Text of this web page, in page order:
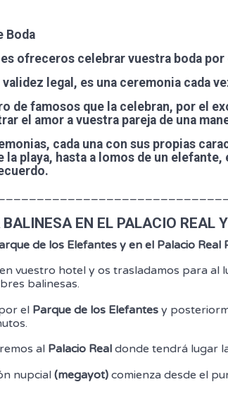
Boda
ofreceros celebrar vuestra boda por
legal, es una ceremonia cada
de famosos que la celebran, por el
el amor a vuestra pareja de una
cada una con sus propias
playa, hasta a lomos de un
EN EL PALACIO REAL
de los Elefantes y en el Palacio Real
vuestro hotel y os trasladamos para al
balinesas.
el Parque de los Elefantes y
al Palacio Real donde tendrá lugar
nupcial(megayot) comienza desde el